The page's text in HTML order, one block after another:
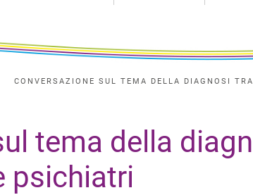
CONVERSAZIONE SUL TEMA DELLA DIAGNOSI
tema della
psichiatri